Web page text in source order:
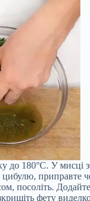
до 180°С. У мисці
цибулю, приправте
посоліть.
фету